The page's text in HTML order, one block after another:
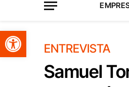
Obre la barra d'eines
ENTREVISTA
Samuel